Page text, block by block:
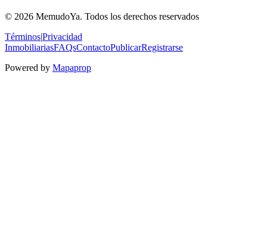
© 2026 MemudoYa. Todos los derechos reservados
Términos|Privacidad
InmobiliariasFAQsContactoPublicarRegistrarse
Powered by Mapaprop